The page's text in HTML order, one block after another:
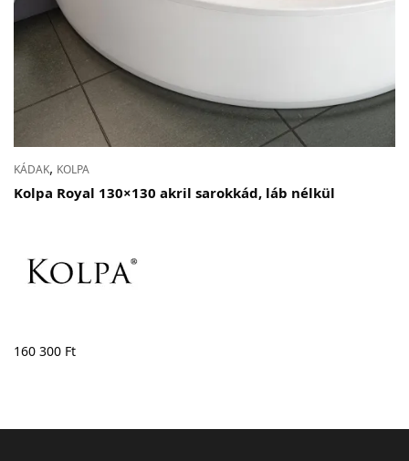
KÁDAK, KOLPA
Kolpa Royal 130×130 akril sarokkád, láb nélkül
160 300 Ft